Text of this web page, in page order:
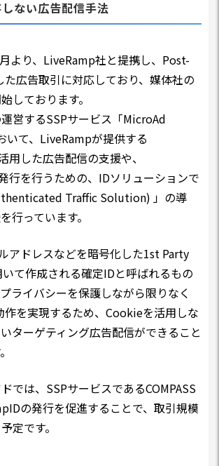
ない広告配信手法
より、LiveRamp社と提携し、Post-
広告取引に対応しており、媒体社の
しております。
営するSSPサービス「MicroAd
いて、LiveRampが提供する
用した広告配信の支援や、
行を行うための、IDソリューションで
Traffic Solution) 」の導
行っています。
アドレスなどを暗号化した1st Party
て作成される確定IDと呼ばれるもの
ライバシーを保護しながら限りなく
を実現するため、Cookieを活用しな
ターゲティング広告配信ができること
では、SSPサービスであるCOMPASS
の発行を促進することで、取引規模
定です。